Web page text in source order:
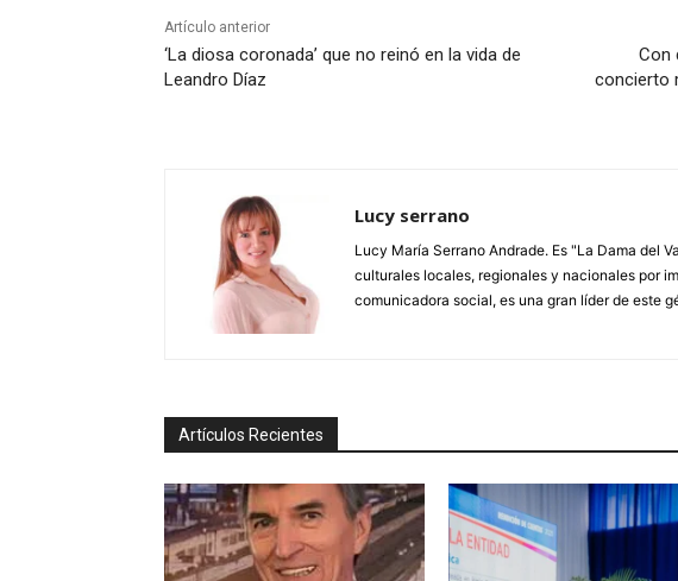
Artículo anterior
‘La diosa coronada’ que no reinó en la vida de
Leandro Díaz
Con
concierto
Lucy serrano
Lucy María Serrano Andrade. Es "La Dama del
culturales locales, regionales y nacionales por
comunicadora social, es una gran líder de este
Artículos Recientes